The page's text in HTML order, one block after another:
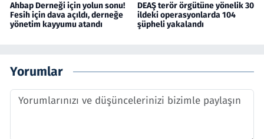
Ahbap Derneği için yolun sonu!
Fesih için dava açıldı, derneğe
yönetim kayyumu atandı
DEAŞ terör örgütüne yönelik 30
ildeki operasyonlarda 104
şüpheli yakalandı
Yorumlar